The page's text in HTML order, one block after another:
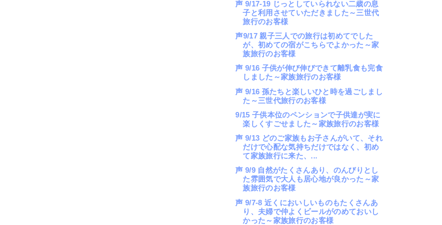
声 9/17-19 じっとしていられない二歳の息
子と利用させていただきました～三世代
旅行のお客様
声9/17 親子三人での旅行は初めてでした
が、初めての宿がこちらでよかった～家
族旅行のお客様
声 9/16 子供が伸び伸びできて離乳食も完食
しました～家族旅行のお客様
声 9/16 孫たちと楽しいひと時を過ごしまし
た～三世代旅行のお客様
9/15 子供本位のペンションで子供達が実に
楽しくすごせました～家族旅行のお客様
声 9/13 どのご家族もお子さんがいて、それ
だけで心配な気持ちだけではなく、初め
て家族旅行に来た、...
声 9/9 自然がたくさんあり、のんびりとし
た雰囲気で大人も居心地が良かった～家
族旅行のお客様
声 9/7-8 近くにおいしいものもたくさんあ
り、夫婦で仲よくビールがのめておいし
かった～家族旅行のお客様